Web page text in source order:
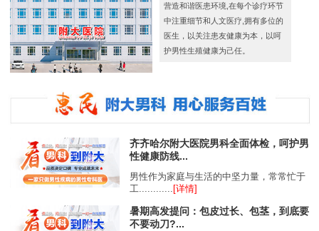
营造和谐医患环境,在每个诊疗环节
中注重细节和人文医疗,拥有多位的
医生，以关注患友健康为本，以呵
护男性生殖健康为己任。
齐齐哈尔附大医院男科全面体检，呵护男
性健康防线...
男性作为家庭与生活的中坚力量，常常忙于
工............ [详情]
暑期高发提问：包皮过长、包茎，到底要
不要动刀?...